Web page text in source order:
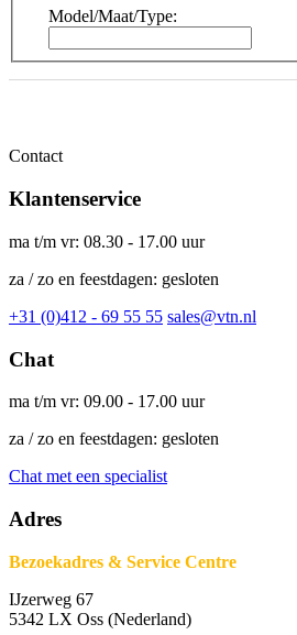
Model/Maat/Type:
Contact
Klantenservice
ma t/m vr: 08.30 - 17.00 uur
za / zo en feestdagen: gesloten
+31 (0)412 - 69 55 55 sales@vtn.nl
Chat
ma t/m vr: 09.00 - 17.00 uur
za / zo en feestdagen: gesloten
Chat met een specialist
Adres
Bezoekadres & Service Centre
IJzerweg 67
5342 LX Oss (Nederland)